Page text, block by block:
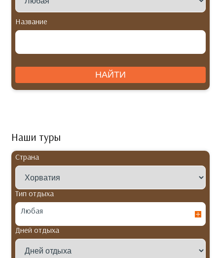
Название
Наши туры
Страна
Тип отдыха
Любая
Дней отдыха